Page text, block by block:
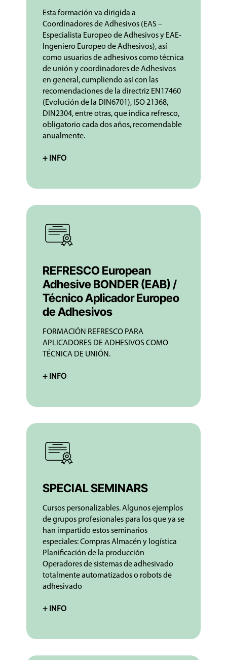
Esta formación va dirigida a
Coordinadores de Adhesivos (EAS –
Especialista Europeo de Adhesivos y EAE-
Ingeniero Europeo de Adhesivos), así
como usuarios de adhesivos como técnica
de unión y coordinadores de Adhesivos
en general, cumpliendo así con las
recomendaciones de la directriz EN17460
(Evolución de la DIN6701), ISO 21368,
DIN2304, entre otras, que indica refresco,
obligatorio cada dos años, recomendable
anualmente.
+ INFO
REFRESCO European
Adhesive BONDER (EAB) /
Técnico Aplicador Europeo
de Adhesivos
FORMACIÓN REFRESCO PARA
APLICADORES DE ADHESIVOS COMO
TÉCNICA DE UNIÓN.
+ INFO
SPECIAL SEMINARS
Cursos personalizables. Algunos ejemplos
de grupos profesionales para los que ya se
han impartido estos seminarios
especiales: Compras Almacén y logística
Planificación de la producción
Operadores de sistemas de adhesivado
totalmente automatizados o robots de
adhesivado
+ INFO